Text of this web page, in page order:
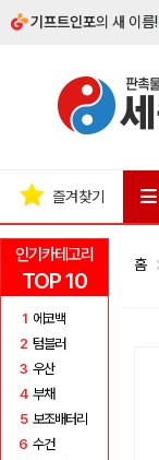
기프트인포의 새 이름!
인기카테고리
TOP 10
1 에코백
2 텀블러
3 우산
4 부채
5 보조배터리
6 수건
즐겨찾기
홈